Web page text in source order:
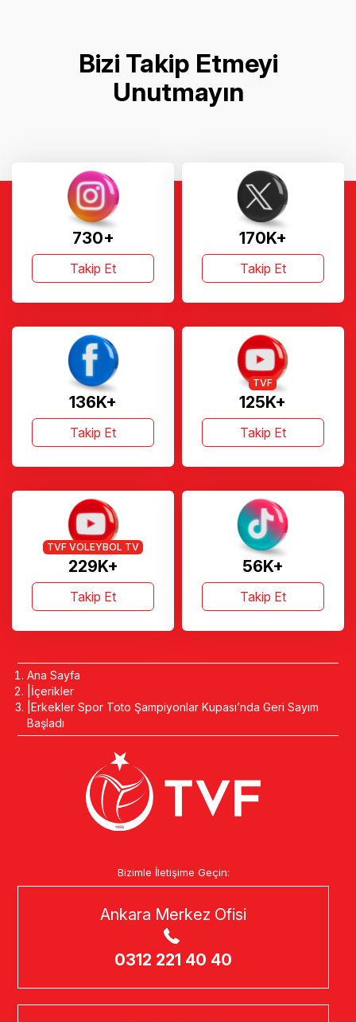
Bizi Takip Etmeyi
Unutmayın
730+
Takip Et
170K+
Takip Et
136K+
Takip Et
125K+
TVF
Takip Et
229K+
TVF VOLEYBOL TV
Takip Et
56K+
Takip Et
Ana Sayfa
İçerikler
Erkekler Spor Toto Şampiyonlar Kupası’nda Geri Sayım
Başladı
Bizimle İletişime Geçin:
Ankara Merkez Ofisi
0312 221 40 40